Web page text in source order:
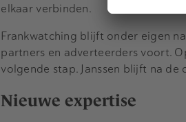
elkaar verbinden.
Frankwatching blijft onder eigen
partners en adverteerders voort.
volgende stap. Janssen blijft na
Nieuwe expertise